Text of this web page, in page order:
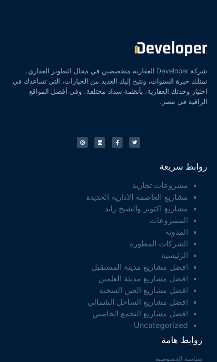
شركة Developer العقارية متخصصين في مجال التطوير العقاري،
نمتلك خبرة السنوات، ونتيح إليك العديد من الخيارات، التي تساعدك في
اختيار وحدتك العقارية، بأنظمة سداد مختلفة، وفي أفضل المواقع
الراقية في مصر.
روابط سريعة
مشروعات تجارية
مشاريع العاصمة الادارية الجديدة
مشاريع اكتوبر والشيخ زايد
المشروعات
المدونة
الشركات المطورة
الرئيسية
افضل مشاريع مدينة المستقبل
افضل مشاريع مدينة العلمين
افضل مشاريع العين السخنة
افضل مشاريع الساحل الشمالي
افضل مشاريع التجمع الخامس
Uncategorized
روابط هامة
سياسة الخصوصية